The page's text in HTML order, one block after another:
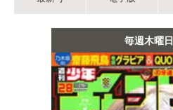
毎週木曜日